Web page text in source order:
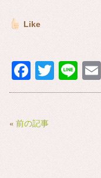
Like
Fa
ce
ok
T
wi
Li
ne
« 前の記事